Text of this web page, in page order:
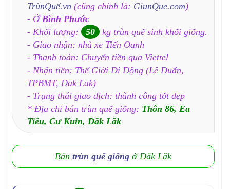
TrùnQuế.vn (cũng chính là: GiunQue.com)
- Ở Bình Phước
- Khối lượng: 50
kg trùn quế sinh khối giống.
- Giao nhận: nhà xe Tiến Oanh
- Thanh toán: Chuyển tiền qua Viettel
- Nhận tiền: Thế Giới Di Động (Lê Duẩn,
TPBMT, Dak Lak)
- Trạng thái giao dịch: thành công tốt đẹp
* Địa chỉ bán trùn quế giống: Thôn 86, Ea
Tiêu, Cư Kuin, Đăk Lăk
Bántrùn quế giống ở Đăk Lăk